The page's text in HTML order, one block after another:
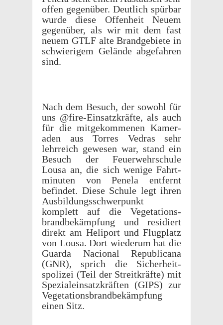
offen gegenüber. Deut­lich spür­bar
wurde diese Offen­heit Neuem
gegenüber, als wir mit dem fast
neuem GTLF alte Brandge­bi­ete in
schwierigem Gelände abge­fahren
sind.
Nach dem Besuch, der sowohl für
uns @fire-Einsatzkräfte, als auch
für die mitgekomme­nen Kamer­
aden aus Torres Vedras sehr
lehrre­ich gewe­sen war, stand ein
Besuch der Feuer­wehrschule
Lousa an, die sich wenige Fahrt­
minuten von Penela entfernt
befindet. Diese Schule legt ihren
Ausbil­dungss­chw­er­punkt
komplett auf die Vege­ta­tions­
brand­bekämp­fung und resi­diert
direkt am Heli­port und Flug­platz
von Lousa. Dort wiederum hat die
Guarda Nacional Repub­li­cana
(GNR), sprich die Sicher­heit­
spolizei (Teil der Stre­itkräfte) mit
Spezialein­satzkräften (GIPS) zur
Vege­ta­tions­brand­bekämp­fung
einen Sitz.